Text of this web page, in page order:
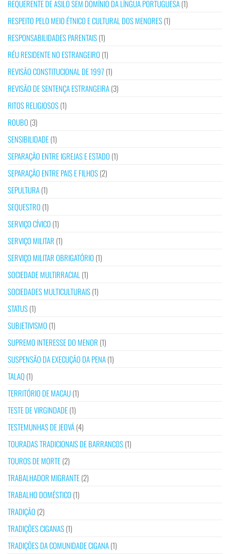
REQUERENTE DE ASILO SEM DOMÍNIO DA LÍNGUA PORTUGUESA(1)
RESPEITO PELO MEIO ÉTNICO E CULTURAL DOS MENORES(1)
RESPONSABILIDADES PARENTAIS(1)
RÉU RESIDENTE NO ESTRANGEIRO (1)
REVISÃO CONSTITUCIONAL DE 1997 (1)
REVISÃO DE SENTENÇA ESTRANGEIRA(3)
RITOS RELIGIOSOS(1)
ROUBO (3)
SENSIBILIDADE(1)
SEPARAÇÃO ENTRE IGREJAS E ESTADO (1)
SEPARAÇÃO ENTRE PAIS E FILHOS(2)
SEPULTURA(1)
SEQUESTRO (1)
SERVIÇO CÍVICO (1)
SERVIÇO MILITAR (1)
SERVIÇO MILITAR OBRIGATÓRIO (1)
SOCIEDADE MULTIRRACIAL (1)
SOCIEDADES MULTICULTURAIS(1)
STATUS(1)
SUBJETIVISMO (1)
SUPREMO INTERESSE DO MENOR (1)
SUSPENSÃO DA EXECUÇÃO DA PENA(1)
TALAQ(1)
TERRITÓRIO DE MACAU(1)
TESTE DE VIRGINDADE(1)
TESTEMUNHAS DE JEOVÁ(4)
TOURADAS TRADICIONAIS DE BARRANCOS(1)
TOUROS DE MORTE(2)
TRABALHADOR MIGRANTE(2)
TRABALHO DOMÉSTICO (1)
TRADIÇÃO (2)
TRADIÇÕES CIGANAS(1)
TRADIÇÕES DA COMUNIDADE CIGANA(1)